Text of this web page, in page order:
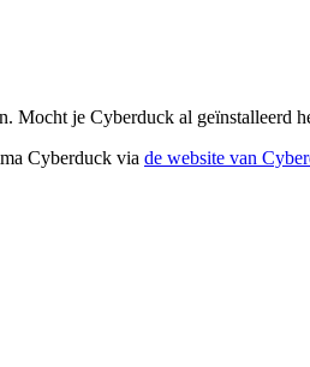
Mocht je Cyberduck al geïnstalleerd
Cyberduck via de website van